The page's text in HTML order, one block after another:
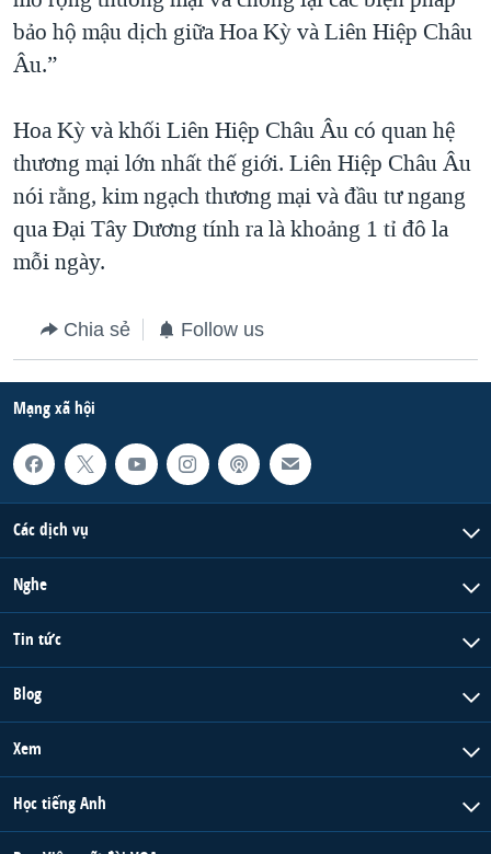
bảo hộ mậu dịch giữa Hoa Kỳ và Liên Hiệp Châu
Âu.”
Hoa Kỳ và khối Liên Hiệp Châu Âu có quan hệ
thương mại lớn nhất thế giới. Liên Hiệp Châu Âu
nói rằng, kim ngạch thương mại và đầu tư ngang
qua Đại Tây Dương tính ra là khoảng 1 tỉ đô la
mỗi ngày.
Chia sẻ Follow us
Mạng xã hội
Các dịch vụ
Nghe
Tin tức
Blog
Xem
Học tiếng Anh